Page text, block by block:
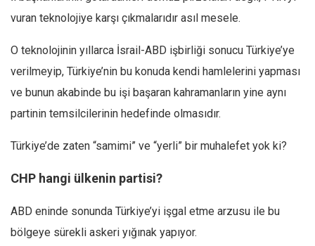
vuran teknolojiye karşı çıkmalarıdır asıl mesele.
O teknolojinin yıllarca İsrail-ABD işbirliği sonucu Türkiye’ye
verilmeyip, Türkiye’nin bu konuda kendi hamlelerini yapması
ve bunun akabinde bu işi başaran kahramanların yine aynı
partinin temsilcilerinin hedefinde olmasıdır.
Türkiye’de zaten “samimi” ve “yerli” bir muhalefet yok ki?
CHP hangi ülkenin partisi?
ABD eninde sonunda Türkiye’yi işgal etme arzusu ile bu
bölgeye sürekli askeri yığınak yapıyor.